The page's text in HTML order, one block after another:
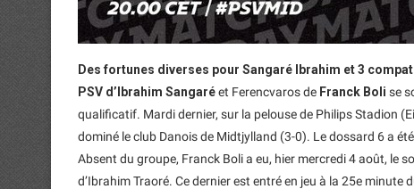
Des fortunes diverses pour Sangaré Ibrahim et 3
PSV d’Ibrahim Sangaréet Ferencvaros de Franck Boli se
qualificatif. Mardi dernier, sur la pelouse de Philips Stadion
dominé le club Danois de Midtjylland (3-0). Le dossard 6 a
Absent du groupe, Franck Boli a eu, hier mercredi 4 août, le
d’Ibrahim Traoré. Ce dernier est entré en jeu à la 25e minute